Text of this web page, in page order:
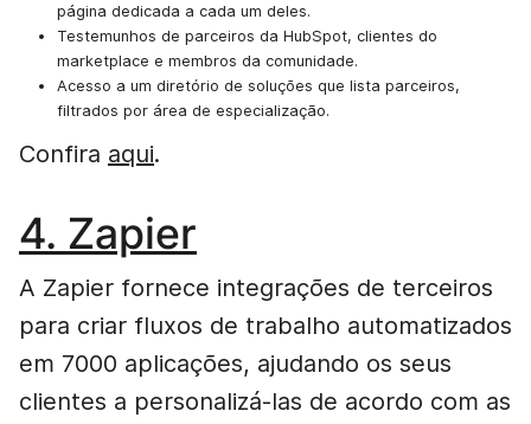
página dedicada a cada um deles.
Testemunhos de parceiros da HubSpot, clientes do
marketplace e membros da comunidade.
Acesso a um diretório de soluções que lista parceiros,
filtrados por área de especialização.
Confira aqui.
4. Zapier
A Zapier fornece integrações de terceiros
para criar fluxos de trabalho automatizados
em 7000 aplicações, ajudando os seus
clientes a personalizá-las de acordo com as